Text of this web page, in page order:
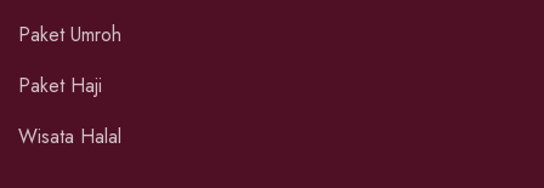
Paket Umroh
Paket Haji
Wisata Halal